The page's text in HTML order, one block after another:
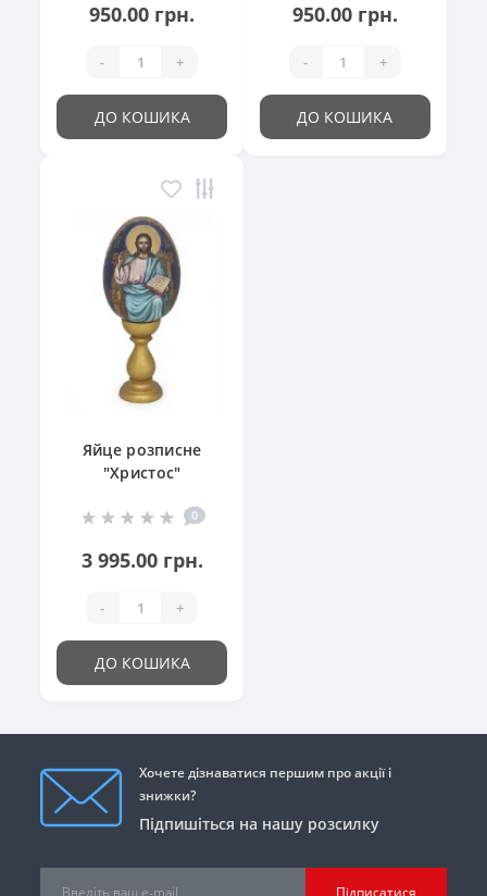
950.00 грн.
- +
ДО КОШИКА
950.00 грн.
- +
ДО КОШИКА
Яйце розписне
"Христос"
0
3 995.00 грн.
- +
ДО КОШИКА
Хочете дізнаватися першим про акції і
знижки?
Підпишіться на нашу розсилку
Підписатися